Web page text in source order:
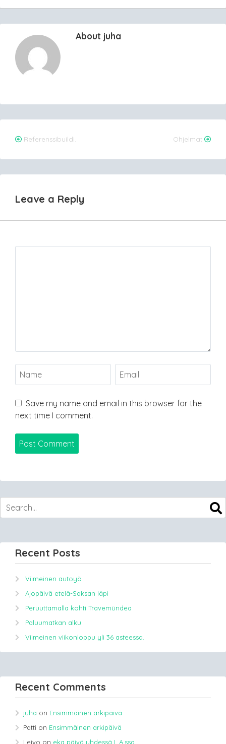
About juha
Post
navigation
Referenssibuildi. Ohjelmat
Leave a Reply
Save my name and email in this browser for the
next time I comment.
Recent Posts
Viimeinen autoyö
Ajopäivä etelä-Saksan läpi
Peruuttamalla kohti Travemündea
Paluumatkan alku
Viimeinen viikonloppu yli 36 asteessa.
Recent Comments
juha on Ensimmäinen arkipäivä
Patti on Ensimmäinen arkipäivä
Leivo on eka päivä yhdessä L.A.ssa